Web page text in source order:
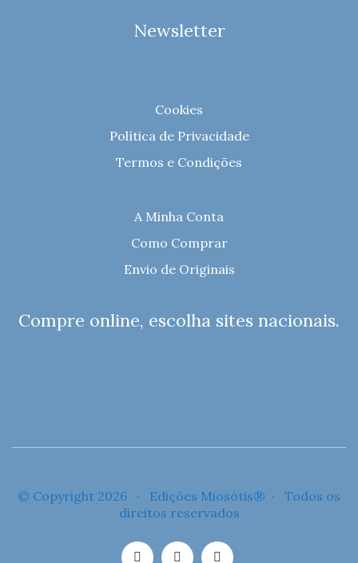
Newsletter
Cookies
Política de Privacidade
Termos e Condições
A Minha Conta
Como Comprar
Envio de Originais
Compre online, escolha sites nacionais.
© Copyright 2026 · Edições Miosótis® · Todos os
direitos reservados